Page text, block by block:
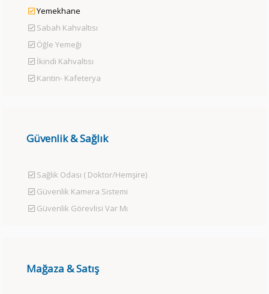
Yemekhane
Sabah Kahvaltısı
Öğle Yemeği
İkindi Kahvaltısı
Kantin- Kafeterya
Güvenlik & Sağlık
Sağlık Odası ( Doktor/Hemşire)
Güvenlik Kamera Sistemi
Güvenlik Görevlisi Var Mı
Mağaza & Satış